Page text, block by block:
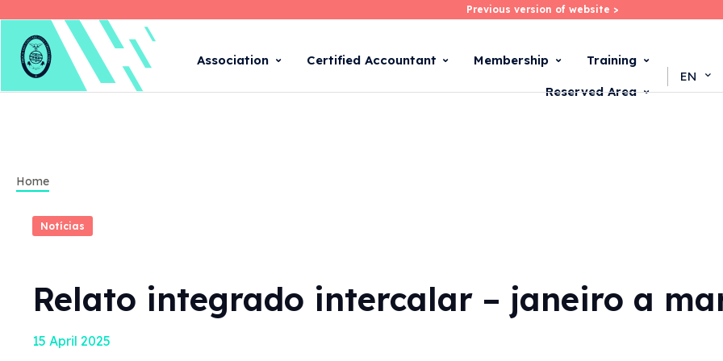
Skip
content
Previous version of website >
Previous version of website >
Association Certified Accountant Membership Training
Reserved Area
EN
Home
Notícias
Relato integrado intercalar – janeiro a
15 April 2025